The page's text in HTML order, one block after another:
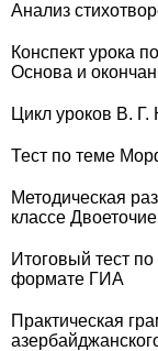
Анализ
Конспект урока
Основа и
Цикл уроков В. Г.
Тест по теме
Методическая
классе
Итоговый тест
формате ГИА
Практическая